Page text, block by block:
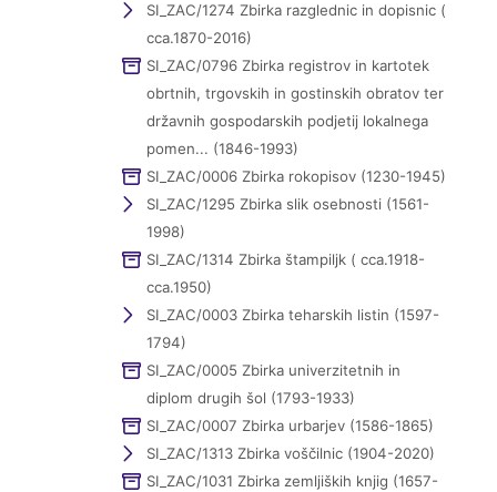
SI_ZAC/1274 Zbirka razglednic in dopisnic (
cca.1870-2016)
SI_ZAC/0796 Zbirka registrov in kartotek
obrtnih, trgovskih in gostinskih obratov ter
državnih gospodarskih podjetij lokalnega
pomen... (1846-1993)
SI_ZAC/0006 Zbirka rokopisov (1230-1945)
SI_ZAC/1295 Zbirka slik osebnosti (1561-
1998)
SI_ZAC/1314 Zbirka štampiljk ( cca.1918-
cca.1950)
SI_ZAC/0003 Zbirka teharskih listin (1597-
1794)
SI_ZAC/0005 Zbirka univerzitetnih in
diplom drugih šol (1793-1933)
SI_ZAC/0007 Zbirka urbarjev (1586-1865)
SI_ZAC/1313 Zbirka voščilnic (1904-2020)
SI_ZAC/1031 Zbirka zemljiških knjig (1657-